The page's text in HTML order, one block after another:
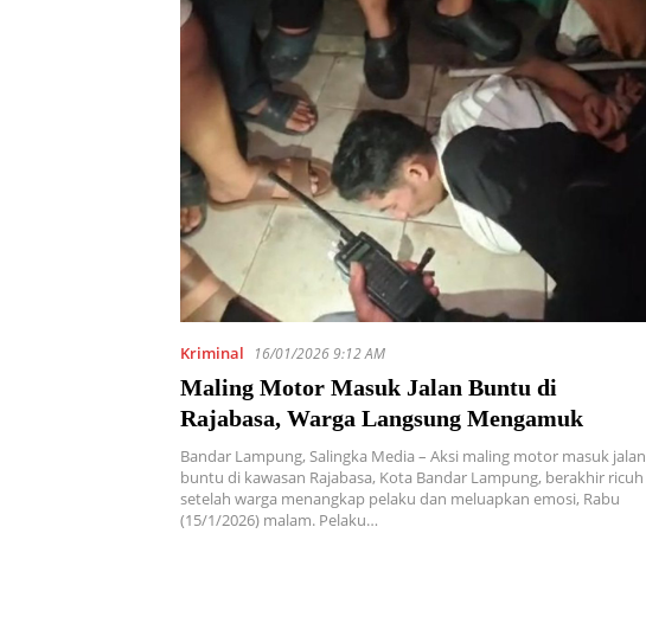
Kriminal 16/01/2026 9:12 AM
Maling Motor Masuk Jalan Buntu di
Rajabasa, Warga Langsung Mengamuk
Bandar Lampung, Salingka Media – Aksi maling motor masuk jalan
buntu di kawasan Rajabasa, Kota Bandar Lampung, berakhir ricuh
setelah warga menangkap pelaku dan meluapkan emosi, Rabu
(15/1/2026) malam. Pelaku…